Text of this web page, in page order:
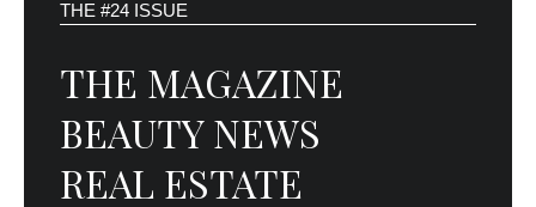
THE #24 ISSUE
THE MAGAZINE
BEAUTY NEWS
REAL ESTATE